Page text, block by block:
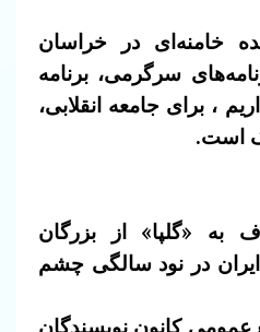
خامنه‌ای در خراسان
سرگرمی، برنامه
، برای جامعه انقلابی،
است.
به «گلپا» از بزرگان
در نود سالگی چشم
، مجمع عمومی کانون نویسندگان